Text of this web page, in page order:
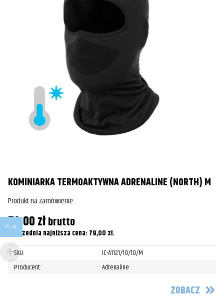
KOMINIARKA TERMOAKTYWNA ADRENALINE (NORTH) M
Produkt na zamówienie
79,00złbrutto
Poprzednia najniższa cena: 79,00 zł.
SKU:
IC-A1121/19/10/M
Producent:
Adrenaline
ZOBACZ
PLN